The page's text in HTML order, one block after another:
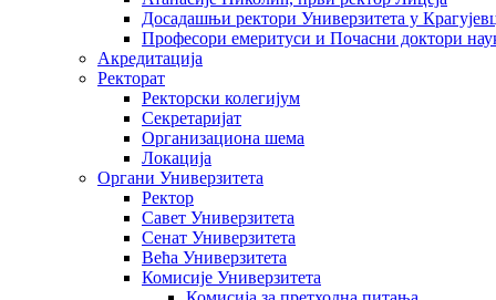
Досадашњи ректори Универзитета у
Професори емеритуси и Почасни доктори
Акредитација
Ректорат
Ректорски колегијум
Секретаријат
Организациона шема
Локација
Органи Универзитета
Ректор
Савет Универзитета
Сенат Универзитета
Већа Универзитета
Комисије Универзитета